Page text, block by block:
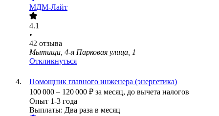
МДМ-Лайт
4.1
•
42 отзыва
Мытищи, 4-я Парковая улица, 1
Откликнуться
Помощник главного инженера (энергетика)
100 000 – 120 000 ₽ за месяц, до вычета налогов
Опыт 1-3 года
Выплаты: Два раза в месяц